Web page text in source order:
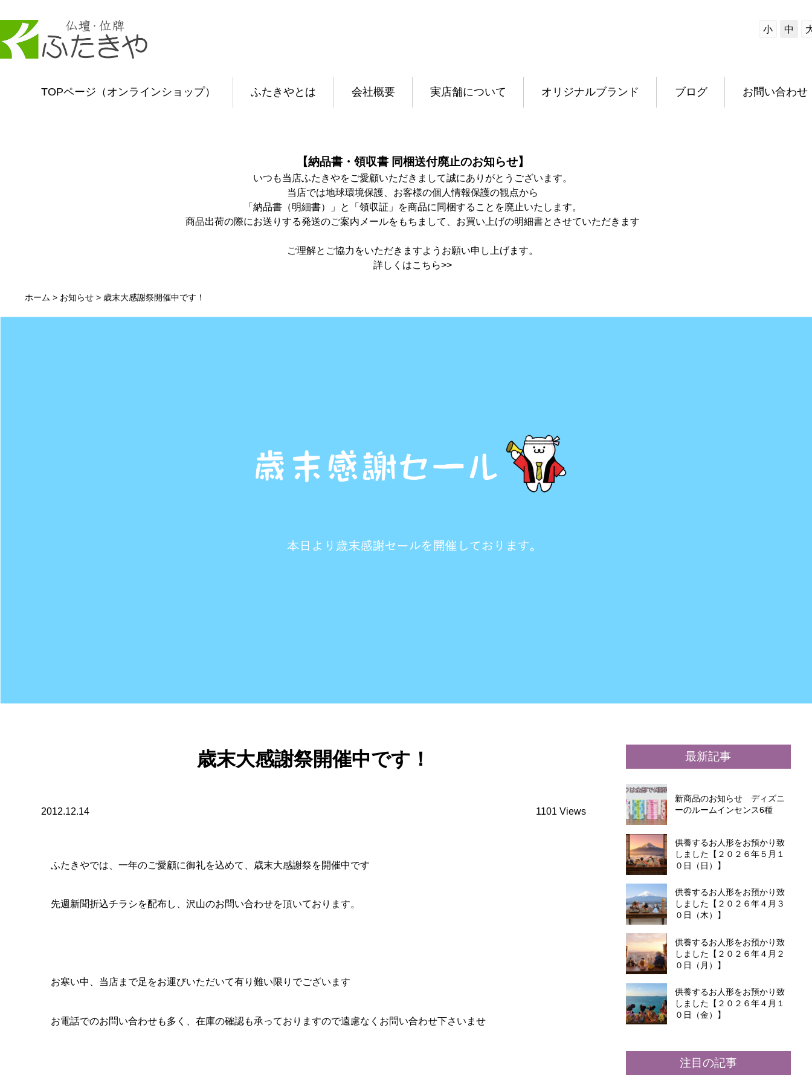
小 中
TOPページ（オンラインショップ） ふたきやとは 会社概要 実店舗について オリジナルブランド ブログ お問い合わせ
【納品書・領収書 同梱送付廃止のお知らせ】
いつも当店ふたきやをご愛顧いただきまして誠にありがとうございます。
当店では地球環境保護、お客様の個人情報保護の観点から
「納品書（明細書）」と「領収証」を商品に同梱することを廃止いたします。
商品出荷の際にお送りする発送のご案内メールをもちまして、お買い上げの明細書とさせていただきます
ご理解とご協力をいただきますようお願い申し上げます。
詳しくはこちら>>
ホーム > お知らせ> 歳末大感謝祭開催中です！
先週新聞折込チラシを配布し、沢山のお問い合わせを頂いております。 最新記事
新商品のお知らせ ディズニ
ーのルームインセンス6種
供養するお人形をお預かり致
しました【２０２６年５月１
０日（日）】
供養するお人形をお預かり致
しました【２０２６年４月３
０日（木）】
供養するお人形をお預かり致
しました【２０２６年４月２
０日（月）】
供養するお人形をお預かり致
しました【２０２６年４月１
０日（金）】
注目の記事